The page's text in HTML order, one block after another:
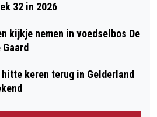
32 in 2026
kijkje nemen in voedselbos De
hitte keren terug in Gelderland